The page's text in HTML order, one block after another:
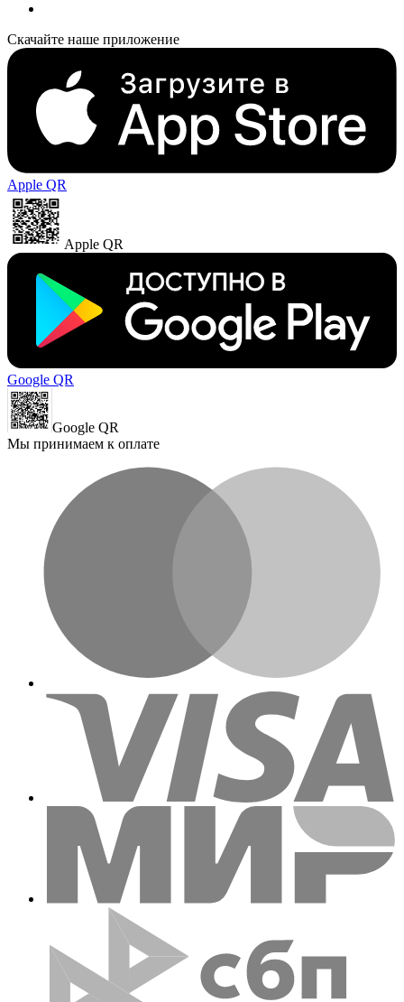
Скачайте наше приложение
Apple QR
Apple QR
Google QR
Google QR
Мы принимаем к оплате